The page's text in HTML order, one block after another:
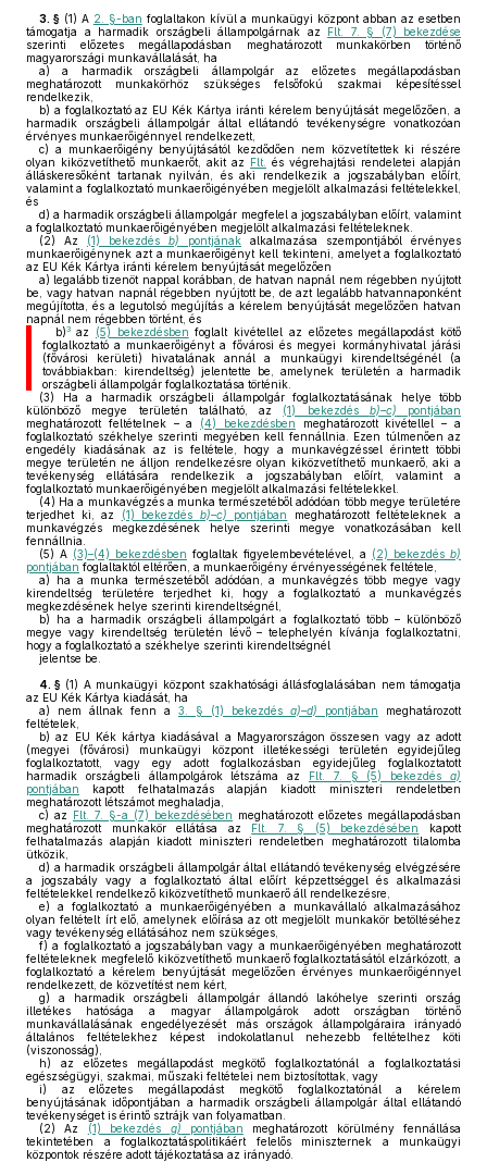
3. § (1) A 2. §-ban foglaltakon kívül a munkaügyi központ abban az esetben
támogatja a harmadik országbeli állampolgárnak az Flt. 7. § (7) bekezdése
szerinti előzetes megállapodásban meghatározott munkakörben történő
magyarországi munkavállalását, ha
a) a harmadik országbeli állampolgár az előzetes megállapodásban
meghatározott munkakörhöz szükséges felsőfokú szakmai képesítéssel
rendelkezik,
b) a foglalkoztató az EU Kék Kártya iránti kérelem benyújtását megelőzően, a
harmadik országbeli állampolgár által ellátandó tevékenységre vonatkozóan
érvényes munkaerőigénnyel rendelkezett,
c) a munkaerőigény benyújtásától kezdődően nem közvetítettek ki részére
olyan kiközvetíthető munkaerőt, akit az Flt.
és végrehajtási rendeletei alapján
álláskeresőként tartanak nyilván, és aki rendelkezik a jogszabályban előírt,
valamint a foglalkoztató munkaerőigényében megjelölt alkalmazási feltételekkel,
és
d) a harmadik országbeli állampolgár megfelel a jogszabályban előírt, valamint
a foglalkoztató munkaerőigényében megjelölt alkalmazási feltételeknek.
(2) Az (1) bekezdés b) pontjának alkalmazása szempontjából érvényes
munkaerőigénynek azt a munkaerőigényt kell tekinteni, amelyet a foglalkoztató
az EU Kék Kártya iránti kérelem benyújtását megelőzően
a) legalább tizenöt nappal korábban, de hatvan napnál nem régebben nyújtott
be, vagy hatvan napnál régebben nyújtott be, de azt legalább hatvannaponként
megújította, és a legutolsó megújítás a kérelem benyújtását megelőzően hatvan
napnál nem régebben történt, és
b)3az (5) bekezdésben foglalt kivétellel az előzetes megállapodást kötő
foglalkoztató a munkaerőigényt a fővárosi és megyei kormányhivatal járási
(fővárosi kerületi) hivatalának annál a munkaügyi kirendeltségénél (a
továbbiakban: kirendeltség) jelentette be, amelynek területén a harmadik
országbeli állampolgár foglalkoztatása történik.
(3) Ha a harmadik országbeli állampolgár foglalkoztatásának helye több
különböző megye területén található, az (1) bekezdés b)–c) pontjában
meghatározott feltételnek – a (4) bekezdésben meghatározott kivétellel – a
foglalkoztató székhelye szerinti megyében kell fennállnia. Ezen túlmenően az
engedély kiadásának az is feltétele, hogy a munkavégzéssel érintett többi
megye területén ne álljon rendelkezésre olyan kiközvetíthető munkaerő, aki a
tevékenység ellátására rendelkezik a jogszabályban előírt, valamint a
foglalkoztató munkaerőigényében megjelölt alkalmazási feltételekkel.
(4) Ha a munkavégzés a munka természetéből adódóan több megye területére
terjedhet ki, az
(1) bekezdés b)–c) pontjában
meghatározott feltételeknek a
munkavégzés megkezdésének helye szerinti megye vonatkozásában kell
fennállnia.
(5) A (3)–(4) bekezdésben foglaltak figyelembevételével, a (2) bekezdés b)
pontjában foglaltaktól eltérően, a munkaerőigény érvényességének feltétele,
a) ha a munka természetéből adódóan, a munkavégzés több megye vagy
kirendeltség területére terjedhet ki, hogy a foglalkoztató a munkavégzés
megkezdésének helye szerinti kirendeltségnél,
b) ha a harmadik országbeli állampolgárt a foglalkoztató több – különböző
megye vagy kirendeltség területén lévő – telephelyén kívánja foglalkoztatni,
hogy a foglalkoztató a székhelye szerinti kirendeltségnél
jelentse be.
4. § (1) A munkaügyi központ szakhatósági állásfoglalásában nem támogatja
az EU Kék Kártya kiadását, ha
a) nem állnak fenn a 3. § (1) bekezdés a)–d) pontjában meghatározott
feltételek,
b) az EU Kék kártya kiadásával a Magyarországon összesen vagy az adott
(megyei (fővárosi) munkaügyi központ illetékességi területén egyidejűleg
foglalkoztatott, vagy egy adott foglalkozásban egyidejűleg foglalkoztatott
harmadik országbeli állampolgárok létszáma az Flt. 7. § (5) bekezdés a)
pontjában kapott felhatalmazás alapján kiadott miniszteri rendeletben
meghatározott létszámot meghaladja,
c) az Flt. 7. §-a (7) bekezdésében meghatározott előzetes megállapodásban
meghatározott munkakör ellátása az Flt. 7. § (5) bekezdésében
kapott
felhatalmazás alapján kiadott miniszteri rendeletben meghatározott tilalomba
ütközik,
d) a harmadik országbeli állampolgár által ellátandó tevékenység elvégzésére
a jogszabály vagy a foglalkoztató által előírt képzettséggel és alkalmazási
feltételekkel rendelkező kiközvetíthető munkaerő áll rendelkezésre,
e) a foglalkoztató a munkaerőigényében a munkavállaló alkalmazásához
olyan feltételt írt elő, amelynek előírása az ott megjelölt munkakör betöltéséhez
vagy tevékenység ellátásához nem szükséges,
f) a foglalkoztató a jogszabályban vagy a munkaerőigényében meghatározott
feltételeknek megfelelő kiközvetíthető munkaerő foglalkoztatásától elzárkózott, a
foglalkoztató a kérelem benyújtását megelőzően érvényes munkaerőigénnyel
rendelkezett, de közvetítést nem kért,
g) a harmadik országbeli állampolgár állandó lakóhelye szerinti ország
illetékes hatósága a magyar állampolgárok adott országban történő
munkavállalásának engedélyezését más országok állampolgáraira irányadó
általános feltételekhez képest indokolatlanul nehezebb feltételhez köti
(viszonosság),
h) az előzetes megállapodást megkötő foglalkoztatónál a foglalkoztatási
egészségügyi, szakmai, műszaki feltételei nem biztosítottak, vagy
i) az előzetes megállapodást megkötő foglalkoztatónál a kérelem
benyújtásának időpontjában a harmadik országbeli állampolgár által ellátandó
tevékenységet is érintő sztrájk van folyamatban.
(2) Az (1) bekezdés g) pontjában meghatározott körülmény fennállása
tekintetében a foglalkoztatáspolitikáért felelős miniszternek a munkaügyi
központok részére adott tájékoztatása az irányadó.